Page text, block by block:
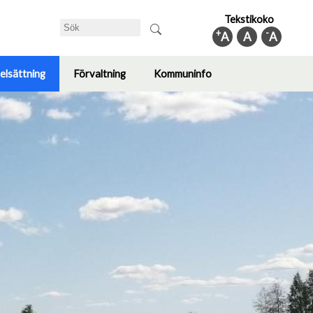
Sök Tekstikoko
-A
A
+A
Toggle
submenu
Förvaltning
Toggle
submenu
Kommuninfo
Toggle
submenu